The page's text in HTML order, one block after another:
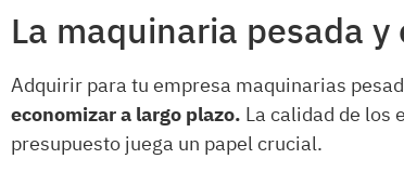
La maquinaria pesada
Adquirir para tu empresa maquinarias
economizar a largo plazo. La calidad de los
presupuesto juega un papel crucial.